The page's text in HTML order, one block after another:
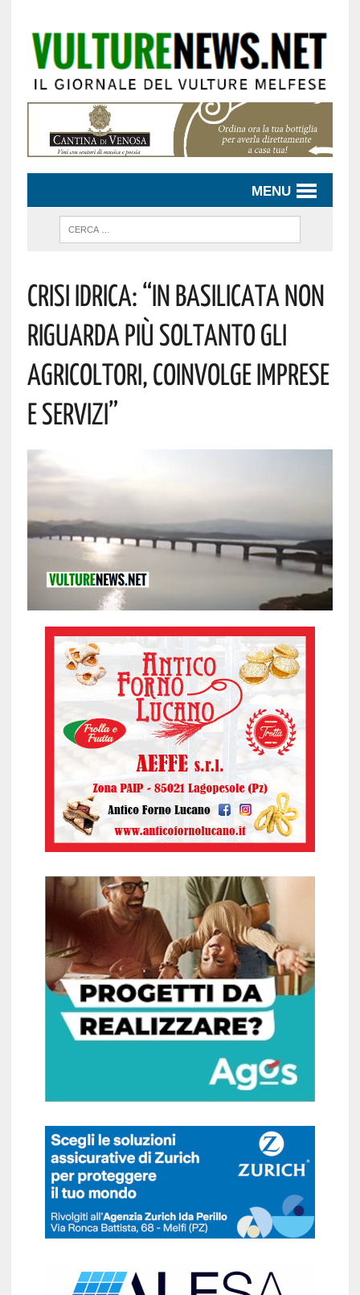
MENU
Crisi Idrica: “in Basilicata Non
Riguarda Più Soltanto Gli
Agricoltori, Coinvolge Imprese
E Servizi”